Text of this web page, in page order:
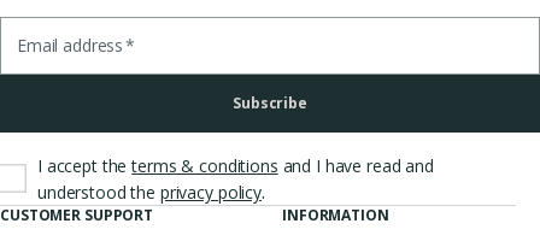
Email address*
Subscribe
I accept the terms & conditions and I have read and
understood the privacy policy.
CUSTOMER SUPPORT INFORMATION